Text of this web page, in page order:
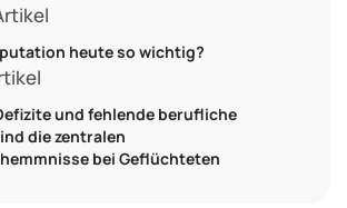
heute so wichtig?
und fehlende berufliche
die zentralen
bei Geflüchteten